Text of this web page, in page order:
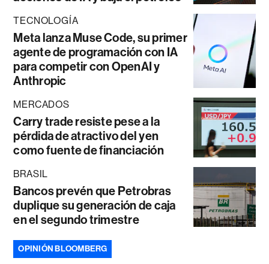
TECNOLOGÍA
Meta lanza Muse Code, su primer
agente de programación con IA
para competir con OpenAI y
Anthropic
MERCADOS
Carry trade resiste pese a la
pérdida de atractivo del yen
como fuente de financiación
BRASIL
Bancos prevén que Petrobras
duplique su generación de caja
en el segundo trimestre
OPINIÓN BLOOMBERG